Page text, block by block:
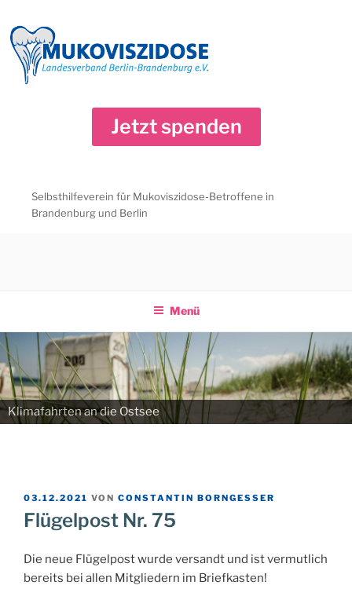
Inhalt
springen
Jetzt spenden
Selbsthilfeverein für Mukoviszidose-Betroffene in
Brandenburg und Berlin
Menü
Klimafahrten an die Ostsee
VERÖFFENTLICHT
AM
03.12.2021 VON CONSTANTIN BORNGESSER
Flügelpost Nr. 75
Die neue Flügelpost wurde versandt und ist vermutlich
bereits bei allen Mitgliedern im Briefkasten!